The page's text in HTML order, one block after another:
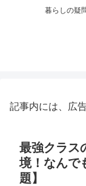
暮らしの疑
記事内には、広
最強クラス
境！なんで
題】